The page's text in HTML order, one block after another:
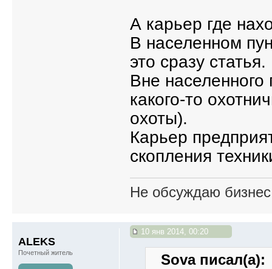
А карьер где
В населенном
это сразу статья.
Вне населенного
какого-то
охоты).
Карьер
скопления
Не обсуждаю
10 янв 2014, 00:20
Sova писал(а):
ALEKS
Почетный житель